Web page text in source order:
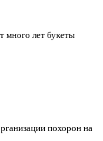
много лет букеты
похорон на